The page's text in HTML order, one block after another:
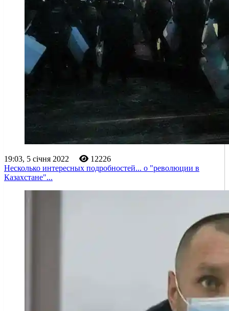
19:03, 5 січня 2022
12226
Несколько интересных подробностей... о "революции в
Казахстане"...